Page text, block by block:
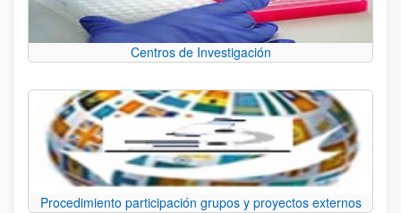
Centros de Investigación
Procedimiento participación grupos y proyectos externos